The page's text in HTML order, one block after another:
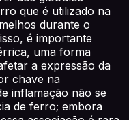
que é utilizado na
durante o
é importante
uma forma
a expressão da
chave na
inflamação não se
de ferro; embora